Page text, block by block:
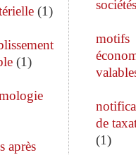
(1)
(1)
après
sociétés
motifs
de
(1)